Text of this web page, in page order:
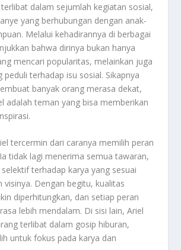
dalam sejumlah kegiatan sosial,
yang berhubungan dengan anak-
Melalui kehadirannya di berbagai
bahwa dirinya bukan hanya
mencari popularitas, melainkan juga
peduli terhadap isu sosial. Sikapnya
banyak orang merasa dekat,
adalah teman yang bisa memberikan
tercermin dari caranya memilih peran
tidak lagi menerima semua tawaran,
terhadap karya yang sesuai
visinya. Dengan begitu, kualitas
diperhitungkan, dan setiap peran
lebih mendalam. Di sisi lain, Ariel
terlibat dalam gosip hiburan,
untuk fokus pada karya dan